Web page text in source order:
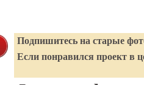
Подпишитесь на старые
Если понравился проект в